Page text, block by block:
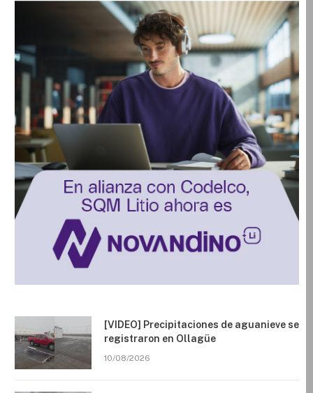
[VIDEO] Precipitaciones de aguanieve se
registraron en Ollagüe
10/08/2026